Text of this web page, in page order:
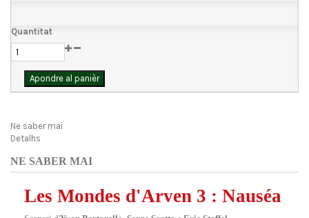
Quantitat
Apondre al panièr
Ne saber mai
Detalhs
NE SABER MAI
Les Mondes d'Arven 3 : Nauséa